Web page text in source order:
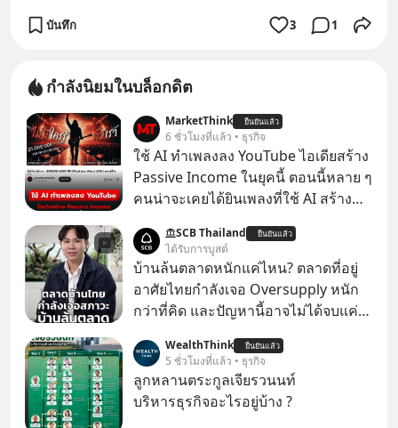
บันทึก 3 1
กำลังนิยมในบล็อกดิต
MarketThink ยืนยันแล้ว
6 ชั่วโมงที่แล้ว • ธุรกิจ
ใช้ AI ทำเพลงลง YouTube ไอเดียสร้าง
Passive Income ในยุคนี้ ตอนนี้หลาย ๆ
คนน่าจะเคยได้ยินเพลงที่ใช้ AI สร้าง
รู้ตัวเรา” จากช่องชื่อว่า UNHEARD
MUSIC ที่ตอนนี้มียอดรับชมกว่า 26
ล้านครั้งแล้ว
SCB Thailand ยืนยันแล้ว
ได้รับการบูสต์
บ้านล้นตลาดหนักแค่ไหน? ตลาดที่อยู่
อาศัยไทยกำลังเจอ Oversupply หนัก
กว่าที่คิด และปัญหานี้อาจไม่ได้จบแค่
ล้นตลาด #เศรษฐกิจไทย #EICAround
#SCBThailand สามารถดูคลิปที่
youtube ประกอบได้ที่ link :
https://youtube.com/shorts/-
WealthThink ยืนยันแล้ว
5 ชั่วโมงที่แล้ว • ธุรกิจ
ลูกหลานตระกูลเจียรวนนท์
บริหารธุรกิจอะไรอยู่บ้าง ?